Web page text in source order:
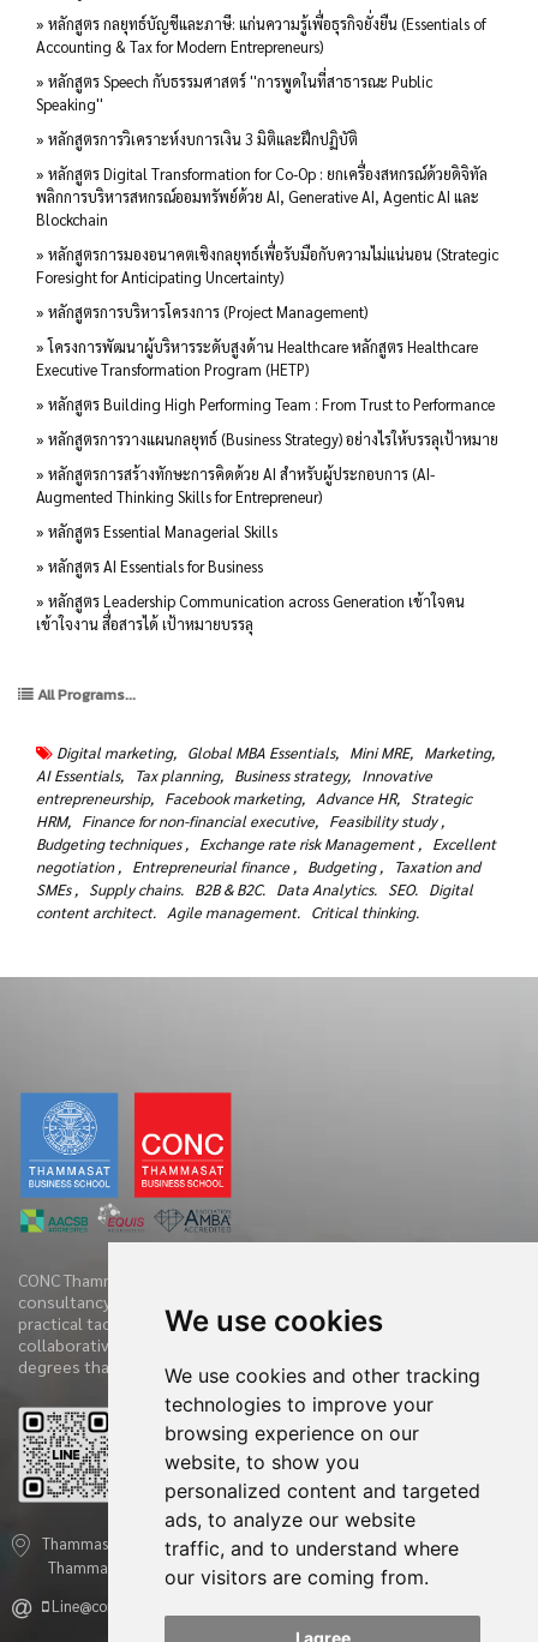
We use cookies
We use cookies and other tracking
technologies to improve your
browsing experience on our
website, to show you
personalized content and targeted
ads, to analyze our website
traffic, and to understand where
our visitors are coming from.
I agree
» หลักสูตร กลยุทธ์บัญชีและภาษี: แก่นความรู้เพื่อธุรกิจยั่งยืน (Essentials of
Accounting & Tax for Modern Entrepreneurs)
» หลักสูตร Speech กับธรรมศาสตร์ ''การพูดในที่สาธารณะ Public
Speaking''
» หลักสูตรการวิเคราะห์งบการเงิน 3 มิติและฝึกปฏิบัติ
» หลักสูตร Digital Transformation for Co-Op : ยกเครื่องสหกรณ์ด้วยดิจิทัล
พลิกการบริหารสหกรณ์ออมทรัพย์ด้วย AI, Generative AI, Agentic AI และ
Blockchain
» หลักสูตรการมองอนาคตเชิงกลยุทธ์เพื่อรับมือกับความไม่แน่นอน (Strategic
Foresight for Anticipating Uncertainty)
» หลักสูตรการบริหารโครงการ (Project Management)
» โครงการพัฒนาผู้บริหารระดับสูงด้าน Healthcare หลักสูตร Healthcare
Executive Transformation Program (HETP)
» หลักสูตร Building High Performing Team : From Trust to Performance
» หลักสูตรการวางแผนกลยุทธ์ (Business Strategy) อย่างไรให้บรรลุเป้าหมาย
» หลักสูตรการสร้างทักษะการคิดด้วย AI สำหรับผู้ประกอบการ (AI-
Augmented Thinking Skills for Entrepreneur)
» หลักสูตร Essential Managerial Skills
» หลักสูตร AI Essentials for Business
» หลักสูตร Leadership Communication across Generation เข้าใจคน
เข้าใจงาน สื่อสารได้ เป้าหมายบรรลุ
All Programs...
Digital marketing, Global MBA Essentials, Mini MRE, Marketing,
AI Essentials,
Tax planning, Business strategy, Innovative
entrepreneurship, Facebook marketing, Advance HR, Strategic
HRM, Finance for non-financial executive, Feasibility study ,
Budgeting techniques , Exchange rate risk Management , Excellent
negotiation , Entrepreneurial finance , Budgeting ,
Taxation and
SMEs , Supply chains. B2B & B2C. Data Analytics. SEO. Digital
content architect. Agile management. Critical thinking.
CONC Thammasat offers clients diverse range of business
consultancy, implementation services and training initiatives with
practical tactics. We have practiced and demonstrate new
collaborative techniques to diagnose clients’ companies in 360
degrees that have accelerated the clients’ performances.
Reviews
Thammasat Consulting Networking and Coaching Center - CONC
Thammasat 2 Prachan Rd., Pranakorn, Bangkok 10200, Thailand
Line@conc.thammasat